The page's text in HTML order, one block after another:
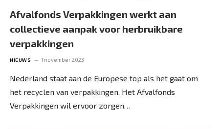
Afvalfonds Verpakkingen werkt aan
collectieve aanpak voor herbruikbare
verpakkingen
NIEUWS 1 november 2023
Nederland staat aan de Europese top als het gaat om
het recyclen van verpakkingen. Het Afvalfonds
Verpakkingen wil ervoor zorgen…